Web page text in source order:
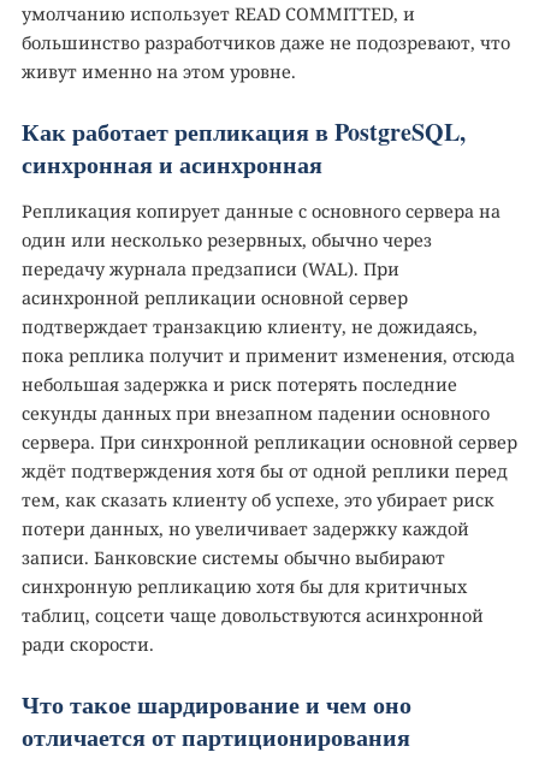
умолчанию использует READ COMMITTED, и
большинство разработчиков даже не подозревают, что
живут именно на этом уровне.
Как работает репликация в PostgreSQL,
синхронная и асинхронная
Репликация копирует данные с основного сервера на
один или несколько резервных, обычно через
передачу журнала предзаписи (WAL). При
асинхронной репликации основной сервер
подтверждает транзакцию клиенту, не дожидаясь,
пока реплика получит и применит изменения, отсюда
небольшая задержка и риск потерять последние
секунды данных при внезапном падении основного
сервера. При синхронной репликации основной сервер
ждёт подтверждения хотя бы от одной реплики перед
тем, как сказать клиенту об успехе, это убирает риск
потери данных, но увеличивает задержку каждой
записи. Банковские системы обычно выбирают
синхронную репликацию хотя бы для критичных
таблиц, соцсети чаще довольствуются асинхронной
ради скорости.
Что такое шардирование и чем оно
отличается от партиционирования